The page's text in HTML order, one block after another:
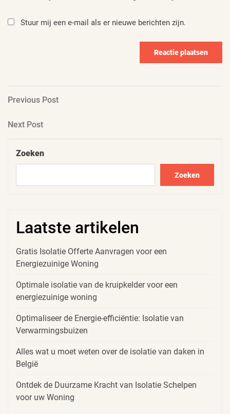
Stuur mij een e-mail als er nieuwe berichten zijn.
Berichtnavigatie
Previous
Previous Post
Next
Next Post
Zoeken
Zoeken
Laatste artikelen
Gratis Isolatie Offerte Aanvragen voor een
Energiezuinige Woning
Optimale isolatie van de kruipkelder voor een
energiezuinige woning
Optimaliseer de Energie-efficiëntie: Isolatie van
Verwarmingsbuizen
Alles wat u moet weten over de isolatie van daken in
België
Ontdek de Duurzame Kracht van Isolatie Schelpen
voor uw Woning